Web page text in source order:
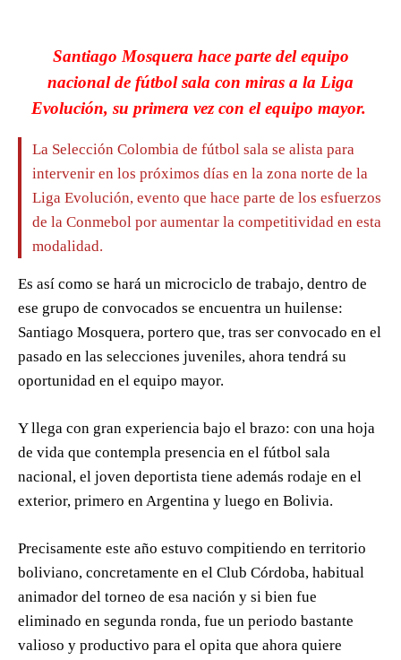
Santiago Mosquera hace parte del equipo
nacional de fútbol sala con miras a la Liga
Evolución, su primera vez con el equipo mayor.
La Selección Colombia de fútbol sala se alista para
intervenir en los próximos días en la zona norte de la
Liga Evolución, evento que hace parte de los esfuerzos
de la Conmebol por aumentar la competitividad en esta
modalidad.
Es así como se hará un microciclo de trabajo, dentro de
ese grupo de convocados se encuentra un huilense:
Santiago Mosquera, portero que, tras ser convocado en el
pasado en las selecciones juveniles, ahora tendrá su
oportunidad en el equipo mayor.
Y llega con gran experiencia bajo el brazo: con una hoja
de vida que contempla presencia en el fútbol sala
nacional, el joven deportista tiene además rodaje en el
exterior, primero en Argentina y luego en Bolivia.
Precisamente este año estuvo compitiendo en territorio
boliviano, concretamente en el Club Córdoba, habitual
animador del torneo de esa nación y si bien fue
eliminado en segunda ronda, fue un periodo bastante
valioso y productivo para el opita que ahora quiere